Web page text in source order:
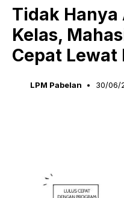
Tidak
Kelas,
Cepat Lewat
LPM Pabelan 30/06/